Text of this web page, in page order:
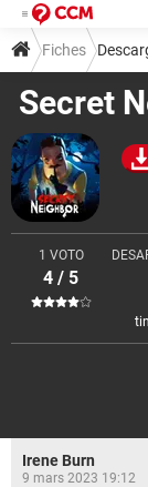
Secret
1 VOTO
4 / 5
Fiches
Irene Burn
9 mars 2023 19:12